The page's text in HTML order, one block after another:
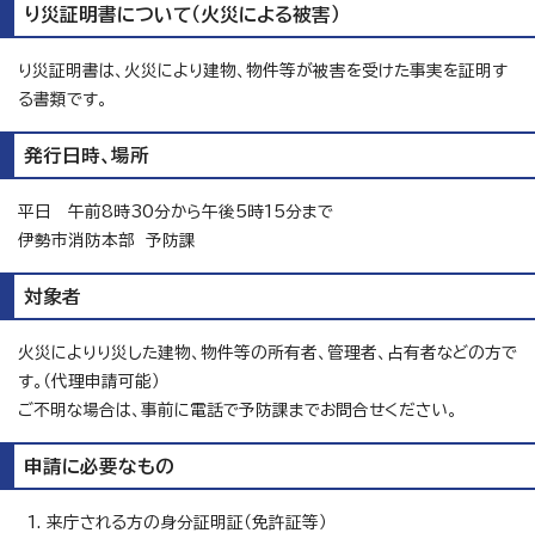
り災証明書について（火災による被害）
り災証明書は、火災により建物、物件等が被害を受けた事実を証明す
る書類です。
発行日時、場所
平日 午前8時30分から午後5時15分まで
伊勢市消防本部 予防課
対象者
火災によりり災した建物、物件等の所有者、管理者、占有者などの方で
す。（代理申請可能）
ご不明な場合は、事前に電話で予防課までお問合せください。
申請に必要なもの
来庁される方の身分証明証（免許証等）